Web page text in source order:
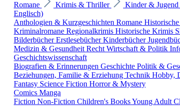
Romane Krimis & Thriller Kinder & Jugend
Englisch)
Anthologien & Kurzgeschichten Romane
Kriminalromane Regionalkrimis Historische Krimis
BilderbücherErstlesebücherKinderbücher
Medizin & Gesundheit Recht Wirtschaft & Politik
Geschichtswissenschaft
Biografien & Erinnerungen Geschichte Politik &
Beziehungen, Familie & Erziehung Technik Hobby,
Fantasy Science Fiction Horror & Mystery
Comics Manga
Fiction Non-Fiction Children's BooksYoung Adult